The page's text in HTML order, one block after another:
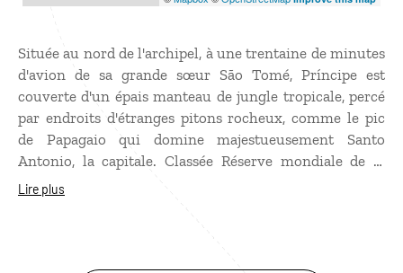
Située au nord de l'archipel, à une trentaine de minutes
d'avion de sa grande sœur São Tomé, Príncipe est
couverte d'un épais manteau de jungle tropicale, percé
par endroits d'étranges pitons rocheux, comme le pic
de Papagaio qui domine majestueusement Santo
Antonio, la capitale. Classée Réserve mondiale de la
biosphère par l'UNESCO, en raison de son incroyable
croiserez aucun touriste. Sur les innombrables petites
Lire plus